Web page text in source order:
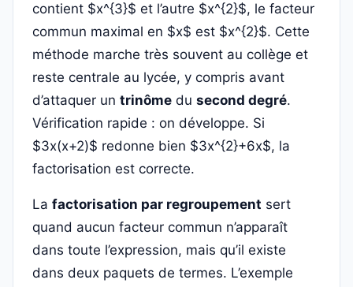
contient $x^{3}$ et l’autre $x^{2}$, le facteur
commun maximal en $x$ est $x^{2}$. Cette
méthode marche très souvent au collège et
reste centrale au lycée, y compris avant
d’attaquer un trinôme du second degré.
Vérification rapide : on développe. Si
$3x(x+2)$ redonne bien $3x^{2}+6x$, la
factorisation est correcte.
La factorisation par regroupement sert
quand aucun facteur commun n’apparaît
dans toute l’expression, mais qu’il existe
dans deux paquets de termes. L’exemple